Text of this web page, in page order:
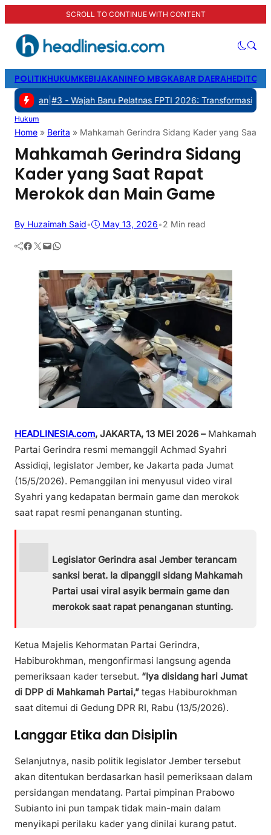
SCROLL TO CONTINUE WITH CONTENT
POLITIKHUKUMKEBIJAKANINFO MBGKABAR DAERAH
#3 -Wajah Baru Pelatnas FPTI 2026: Transformasi Manajemen,
Hukum
Home » Berita » Mahkamah Gerindra Sidang Kader yang Saat
Mahkamah Gerindra Sidang
Kader yang Saat Rapat
Merokok dan Main Game
By Huzaimah Said• May 13, 2026•2 Min read
Facebook Twitter Mail WhatsApp
HEADLINESIA.com, JAKARTA, 13 MEI 2026 –Mahkamah
Partai Gerindra resmi memanggil Achmad Syahri
Assidiqi, legislator Jember, ke Jakarta pada Jumat
(15/5/2026). Pemanggilan ini menyusul video viral
Syahri yang kedapatan bermain game dan merokok
saat rapat resmi penanganan stunting.
Legislator Gerindra asal Jember terancam
sanksi berat. Ia dipanggil sidang Mahkamah
Partai usai viral asyik bermain game dan
merokok saat rapat penanganan stunting.
Ketua Majelis Kehormatan Partai Gerindra,
Habiburokhman, mengonfirmasi langsung agenda
pemeriksaan kader tersebut. “Iya disidang hari Jumat
di DPP di Mahkamah Partai,” tegas Habiburokhman
saat ditemui di Gedung DPR RI, Rabu (13/5/2026).
Langgar Etika dan Disiplin
Selanjutnya, nasib politik legislator Jember tersebut
akan ditentukan berdasarkan hasil pemeriksaan dalam
persidangan mendatang. Partai pimpinan Prabowo
Subianto ini pun tampak tidak main-main dalam
menyikapi perilaku kader yang dinilai kurang patut.